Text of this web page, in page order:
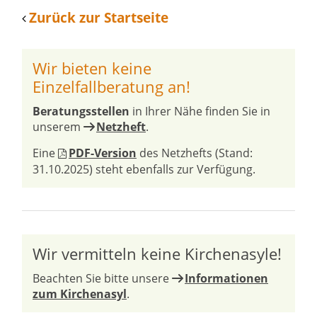
Zurück zur Startseite
Wir bieten keine
Einzelfallberatung an!
Beratungsstellen in Ihrer Nähe finden Sie in
unserem
Netzheft.
Eine
PDF-Version des Netzhefts (Stand:
31.10.2025) steht ebenfalls zur Verfügung.
Wir vermitteln keine Kirchenasyle!
Beachten Sie bitte unsere
Informationen
zum Kirchenasyl.